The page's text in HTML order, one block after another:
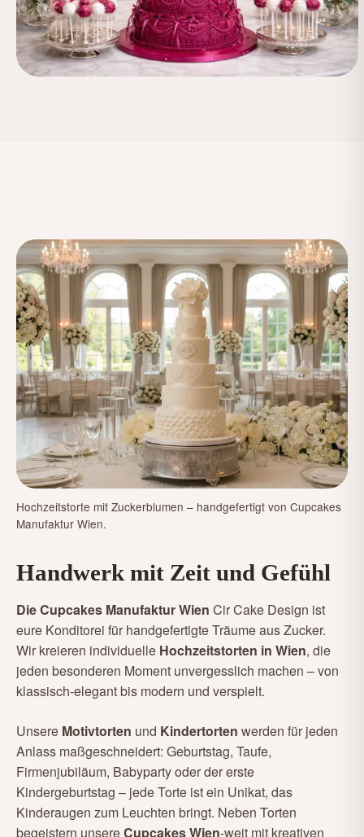
Hochzeitstorte mit Zuckerblumen – handgefertigt von Cupcakes
Manufaktur Wien.
Handwerk mit Zeit und Gefühl
Die Cupcakes Manufaktur Wien Cir Cake Design ist
eure Konditorei für handgefertigte Träume aus Zucker.
Wir kreieren individuelle Hochzeitstorten in Wien, die
jeden besonderen Moment unvergesslich machen – von
klassisch-elegant bis modern und verspielt.
Unsere Motivtorten und Kindertorten werden für jeden
Anlass maßgeschneidert: Geburtstag, Taufe,
Firmenjubiläum, Babyparty oder der erste
Kindergeburtstag – jede Torte ist ein Unikat, das
Kinderaugen zum Leuchten bringt. Neben Torten
begeistern unsereCupcakes Wien-weit mit kreativen